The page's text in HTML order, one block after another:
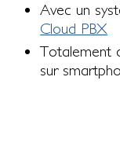
Avec un
Cloud PBX
Totalement
sur